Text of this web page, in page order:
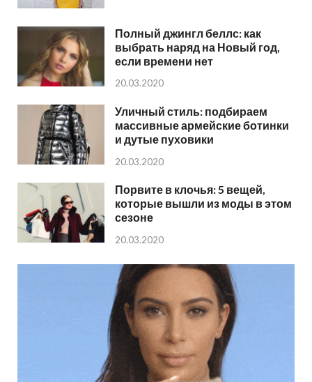
Полный джингл беллс: как
выбрать наряд на Новый год,
если времени нет
20.03.2020
Уличный стиль: подбираем
массивные армейские ботинки
и дутые пуховики
20.03.2020
Порвите в клочья: 5 вещей,
которые вышли из моды в этом
сезоне
20.03.2020